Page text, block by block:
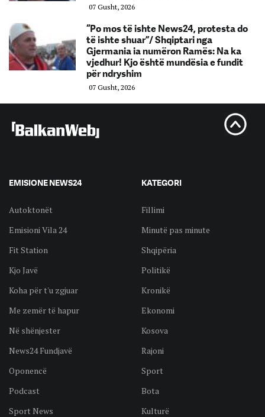
07 Gusht, 2026
“Po mos të ishte News24, protesta do
të ishte shuar”/ Shqiptari nga
Gjermania ia numëron Ramës: Na ka
vjedhur! Kjo është mundësia e fundit
për ndryshim
07 Gusht, 2026
EMISIONE NEWS24
Autoktonët
Emisioni Vila 24
Fit Station
Kjo Javë
Koha për t'u zgjuar
Me zemër të hapur
Në shënjester
News24 Fundjavë
Oponencë
Podcast
Sport News
KATEGORI
Fillimi
Minutë pas minute
Shqipëria
Politikë
Kronikë
Ekonomi
Kosova
Rajoni
Sport
Bota
Kulturë